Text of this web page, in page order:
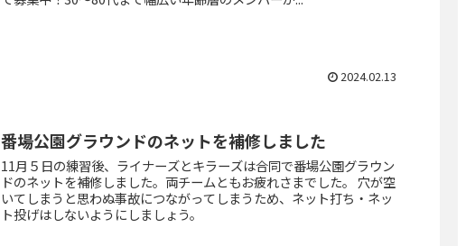
2024.02.13
番場公園グラウンドのネットを補修しました
11月５日の練習後、ライナーズとキラーズは合同で番場公園グラウン
ドのネットを補修しました。両チームともお疲れさまでした。 穴が空
いてしまうと思わぬ事故につながってしまうため、ネット打ち・ネッ
ト投げはしないようにしましょう。